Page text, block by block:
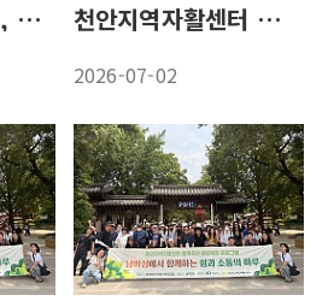
천안지역자활센터, 참여자 역량 기반 맞춤형 자활지원체계 시범 운영 본격화 천안지역자활센터 새 보금자리 만든다
2026-07-02